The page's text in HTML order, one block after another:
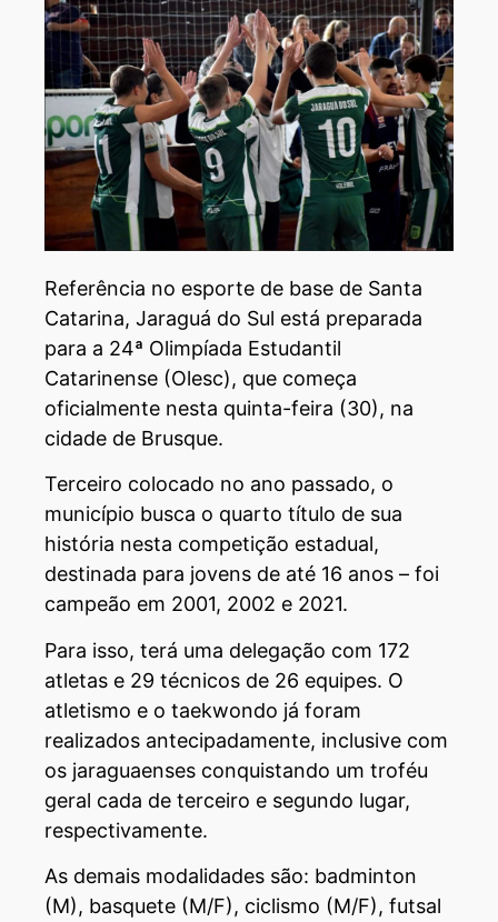
Referência no esporte de base de Santa
Catarina, Jaraguá do Sul está preparada
para a 24ª Olimpíada Estudantil
Catarinense (Olesc), que começa
oficialmente nesta quinta-feira (30), na
cidade de Brusque.
Terceiro colocado no ano passado, o
município busca o quarto título de sua
história nesta competição estadual,
destinada para jovens de até 16 anos – foi
campeão em 2001, 2002 e 2021.
Para isso, terá uma delegação com 172
atletas e 29 técnicos de 26 equipes. O
atletismo e o taekwondo já foram
realizados antecipadamente, inclusive com
os jaraguaenses conquistando um troféu
geral cada de terceiro e segundo lugar,
respectivamente.
As demais modalidades são: badminton
(M), basquete (M/F), ciclismo (M/F), futsal